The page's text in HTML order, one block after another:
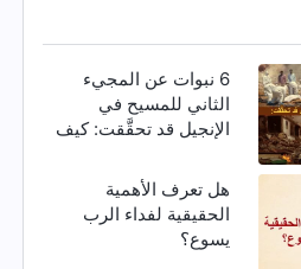
6 نبوات عن المجيء
الثاني للمسيح في
الإنجيل قد تحقَّقت: كيف
هل تعرف الأهمية
الحقيقية لفداء الرب
يسوع؟